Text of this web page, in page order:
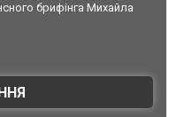
брифінга Михайла